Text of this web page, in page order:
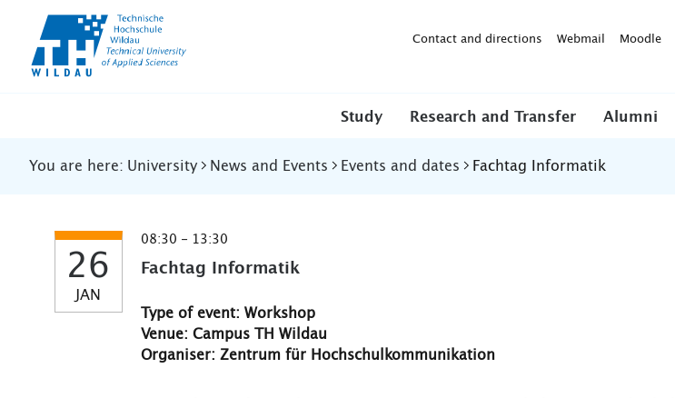
Contact and directions Webmail Moodle
Study Research and Transfer Alumni
You are here: University News and Events Events and dates Fachtag Informatik
26
JAN
08:30 - 13:30
Fachtag Informatik
Type of event: Workshop
Venue: Campus TH Wildau
Organiser: Zentrum für Hochschulkommunikation